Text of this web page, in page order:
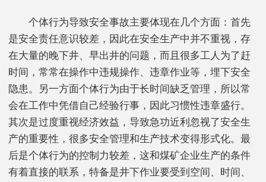
个体行为导致安全事故主要体现在几个方面：首先
是安全责任意识较差，因此在安全生产中并不重视，存
在大量的晚下井、早出井的问题，而且很多工人为了赶
时间，常常在操作中违规操作、违章作业等，埋下安全
隐患。另一方面个体行为由于长时间缺乏管理，所以常
会在工作中凭借自己经验行事，因此习惯性违章盛行。
其次是过度重视经济效益，导致急功近利忽视了安全生
产的重要性，很多安全管理和生产技术变得形式化。最
后是个体行为的控制力较差，这和煤矿企业生产的条件
有着直接的联系，特备是井下作业要受到空间、时间、